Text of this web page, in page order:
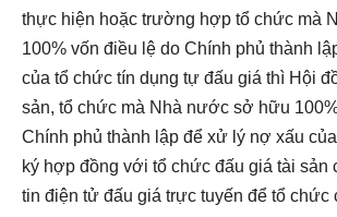
thực hiện hoặc trường hợp tổ chức mà
100% vốn điều lệ do Chính phủ thành
của tổ chức tín dụng tự đấu giá thì Hội
sản, tổ chức mà Nhà nước sở hữu
Chính phủ thành lập để xử lý nợ xấu
ký hợp đồng với tổ chức đấu giá tài sản
tin điện tử đấu giá trực tuyến để tổ chức